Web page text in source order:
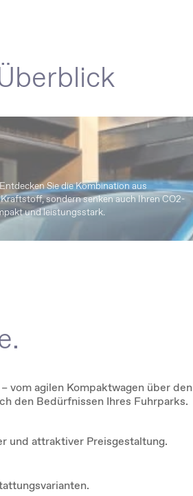
Sie die Kombination aus
sondern senken auch Ihren CO2-
und leistungsstark.
– vom agilen Kompaktwagen über den
den Bedürfnissen Ihres Fuhrparks.
und attraktiver Preisgestaltung.